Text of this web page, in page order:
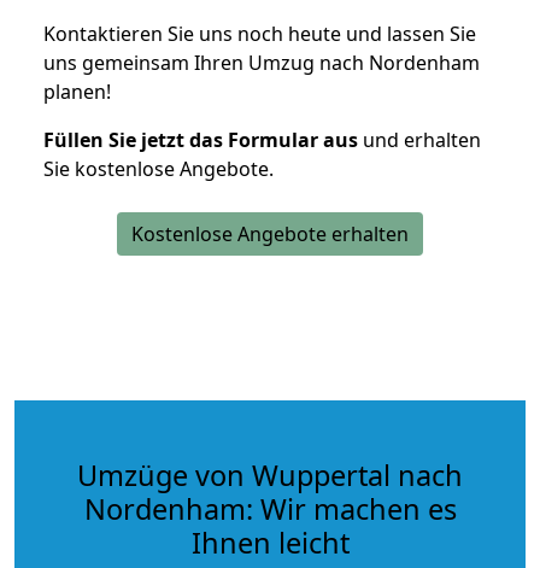
Kontaktieren Sie uns noch heute und lassen Sie
uns gemeinsam Ihren Umzug nach Nordenham
planen!
Füllen Sie jetzt das Formular aus und erhalten
Sie kostenlose Angebote.
Kostenlose Angebote erhalten
Umzüge von Wuppertal nach
Nordenham: Wir machen es
Ihnen leicht